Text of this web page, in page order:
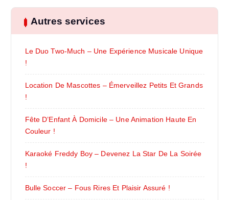
Autres services
Le Duo Two-Much – Une Expérience Musicale Unique
!
Location De Mascottes – Émerveillez Petits Et Grands
!
Fête D’Enfant À Domicile – Une Animation Haute En
Couleur !
Karaoké Freddy Boy – Devenez La Star De La Soirée
!
Bulle Soccer – Fous Rires Et Plaisir Assuré !